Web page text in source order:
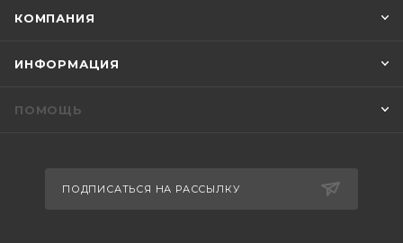
КОМПАНИЯ
ИНФОРМАЦИЯ
ПОМОЩЬ
ПОДПИСАТЬСЯ НА РАССЫЛКУ